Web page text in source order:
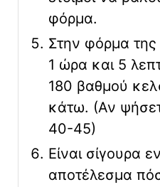
φόρμα.
Στην φόρμα
1 ώρα και 5
180 βαθμού
κάτω. (Αν
40-45)
Είναι σίγουρα
αποτέλεσμα